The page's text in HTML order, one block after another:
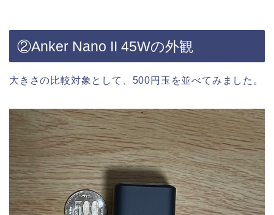
②Anker Nano II 45Wの外観
大きさの比較対象として、500円玉を並べてみました。